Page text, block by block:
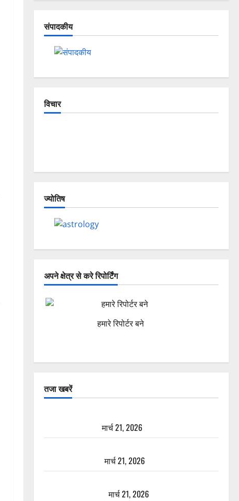
संपादकीय
विचार
ज्योतिष
अपने क्षेत्र से करे रिपोर्टिंग
हमारे रिपोर्टर बने
तजा खबरें
मार्च 21, 2026
मार्च 21, 2026
मार्च 21, 2026